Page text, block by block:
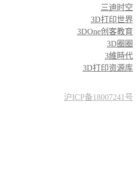
三迪时空
3D打印世界
3DOne创客教育
3D圈圈
3維時代
3D打印资源库
沪ICP备18007241号